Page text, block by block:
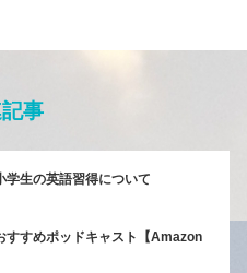
事
学生の英語習得について
すすめポッドキャスト【Amazon